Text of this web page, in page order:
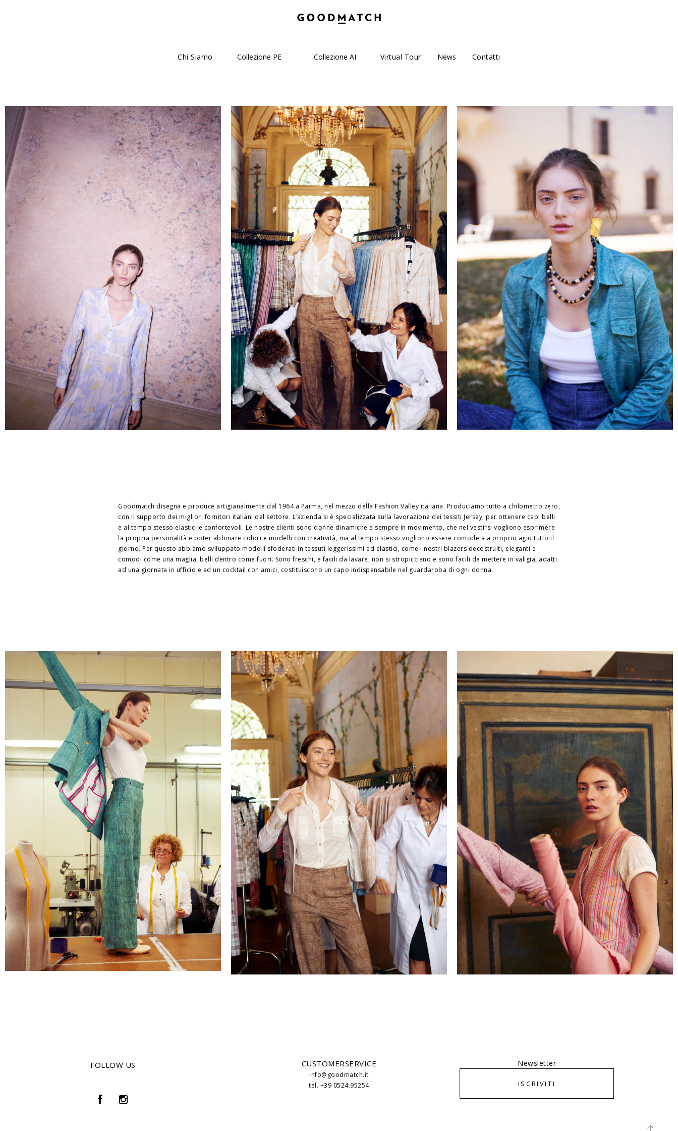
Chi Siamo Collezione PE Collezione AI Virtual Tour News Contatti
Goodmatch disegna e produce artigianalmente dal 1964 a Parma, nel mezzo della Fashion Valley italiana. Produciamo tutto a chilometro zero,
con il supporto dei migliori fornitori italiani del settore. L’azienda si è specializzata sulla lavorazione dei tessiti Jersey, per ottenere capi belli
e al tempo stesso elastici e confortevoli. Le nostre clienti sono donne dinamiche e sempre in movimento, che nel vestirsi vogliono esprimere
la propria personalità e poter abbinare colori e modelli con creatività, ma al tempo stesso vogliono essere comode a a proprio agio tutto il
giorno. Per questo abbiamo sviluppato modelli sfoderati in tessuti leggerissimi ed elastici, come i nostri blazers decostruiti, eleganti e
comodi come una maglia, belli dentro come fuori. Sono freschi, e facili da lavare, non si stropicciano e sono facili da mettere in valigia, adatti
ad una giornata in ufficio e ad un cocktail con amici, costituiscono un capo indispensabile nel guardaroba di ogni donna.
FOLLOW US CUSTOMERSERVICE
info@goodmatch.it
tel. +39 0524.95254
Newsletter
ISCRIVITI